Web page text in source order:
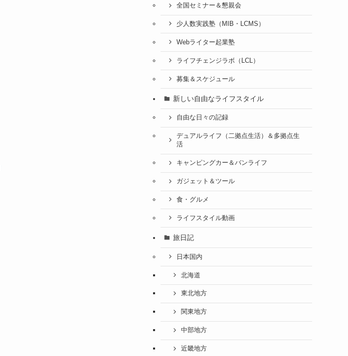
全国セミナー＆懇親会
少人数実践塾（MIB・LCMS）
Webライター起業塾
ライフチェンジラボ（LCL）
募集＆スケジュール
新しい自由なライフスタイル
自由な日々の記録
デュアルライフ（二拠点生活）＆多拠点生
活
キャンピングカー＆バンライフ
ガジェット＆ツール
食・グルメ
ライフスタイル動画
旅日記
日本国内
北海道
東北地方
関東地方
中部地方
近畿地方